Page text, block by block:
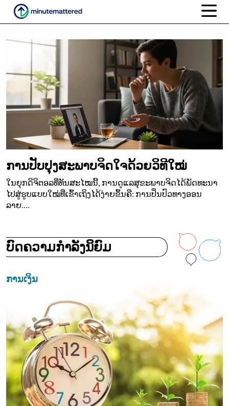
ການປັບປຸງສະພາບຈິດໃຈດ້ວຍວິທີໃໝ່
ໃນຍຸກດິຈິຕອລທີ່ທັນສະໄໝນີ້, ການດູແລສຸຂະພາບຈິດໄດ້ພັດທະນາ
ໄປສູ່ຮູບແບບໃໝ່ທີ່ເຂົ້າເຖິງໄດ້ງ່າຍຂຶ້ນຄື: ການປິ່ນປົວທາງອອນ
ລາຍ....
ບົດຄວາມກໍາລັງນິຍົມ
ການເງິນ